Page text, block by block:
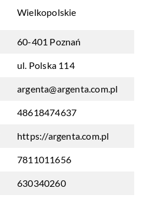
Wielkopolskie
60-401 Poznań
ul. Polska 114
argenta@argenta.com.pl
48618474637
https://argenta.com.pl
7811011656
630340260